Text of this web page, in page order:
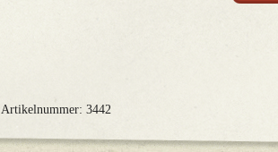
Artikelnummer: 3442